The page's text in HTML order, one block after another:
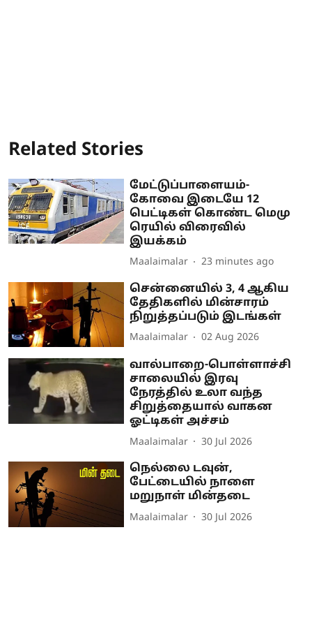
Related Stories
மேட்டுப்பாளையம்-
கோவை இடையே 12
பெட்டிகள் கொண்ட மெமு
ரெயில் விரைவில்
இயக்கம்
Maalaimalar 23 minutes ago
சென்னையில் 3, 4 ஆகிய
தேதிகளில் மின்சாரம்
நிறுத்தப்படும் இடங்கள்
Maalaimalar 02 Aug 2026
வால்பாறை-பொள்ளாச்சி
சாலையில் இரவு
நேரத்தில் உலா வந்த
சிறுத்தையால் வாகன
ஓட்டிகள் அச்சம்
Maalaimalar 30 Jul 2026
நெல்லை டவுன்,
பேட்டையில் நாளை
மறுநாள் மின்தடை
Maalaimalar 30 Jul 2026